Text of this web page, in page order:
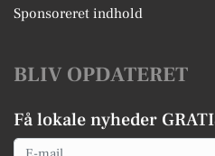
Sponsoreret indhold
BLIV OPDATERET
Få lokale nyheder
Email